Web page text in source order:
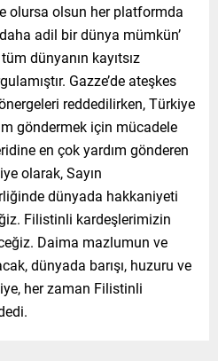
olursa olsun her platformda
adil bir dünya mümkün’
dünyanın kayıtsız
Gazze’de ateşkes
reddedilirken, Türkiye
göndermek için mücadele
en çok yardım gönderen
olarak, Sayın
dünyada hakkaniyeti
Filistinli kardeşlerimizin
Daima mazlumun ve
dünyada barışı, huzuru ve
her zaman Filistinli